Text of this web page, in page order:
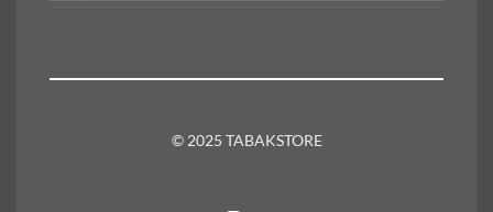
© 2025 TABAKSTORE